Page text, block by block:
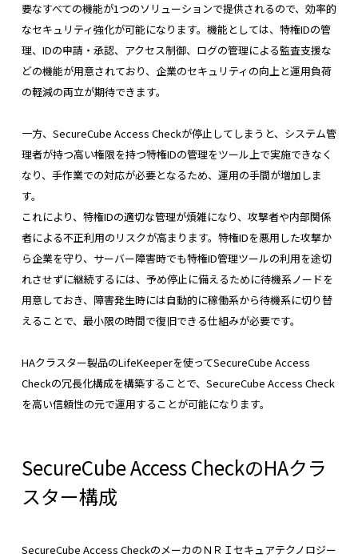
要なすべての機能が1つのソリューションで提供されるので、効率的
なセキュリティ強化が可能になります。機能としては、特権IDの管
理、IDの申請・承認、アクセス制御、ログの管理による監査支援な
どの機能が用意されており、企業のセキュリティの向上と運用負荷
の軽減の両立が期待できます。
一方、SecureCube Access Checkが停止してしまうと、システム管
理者が持つ高い権限を持つ特権IDの管理をツール上で実施できなく
なり、手作業での対応が必要となるため、運用の手間が増加しま
す。
これにより、特権IDの適切な管理が煩雑になり、攻撃者や内部関係
者による不正利用のリスクが高まります。特権IDを悪用した攻撃か
ら企業を守り、サーバー障害時でも特権ID管理ツールの利用を途切
れさせずに継続するには、予め停止に備えるために待機系ノードを
用意しておき、障害発生時には自動的に稼働系から待機系に切り替
えることで、最小限の時間で復旧できる仕組みが必要です。
HAクラスター製品のLifeKeeperを使ってSecureCube Access
Checkの冗長化構成を構築することで、SecureCube Access Check
を高い信頼性の元で運用することが可能になります。
SecureCube Access CheckのHAクラ
スター構成
SecureCube Access CheckのメーカのＮＲＩセキュアテクノロジー